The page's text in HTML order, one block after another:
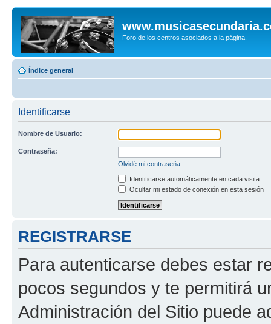
Foro de los centros asociados a la página.
Índice general
Identificarse
Nombre de Usuario:
Contraseña:
Olvidé mi contraseña
Identificarse automáticamente en cada visita
Ocultar mi estado de conexión en esta sesión
REGISTRARSE
Para autenticarse debes estar
pocos segundos y te permitirá
Administración del Sitio puede